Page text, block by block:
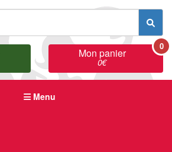
Mon panier
0€
0
Menu